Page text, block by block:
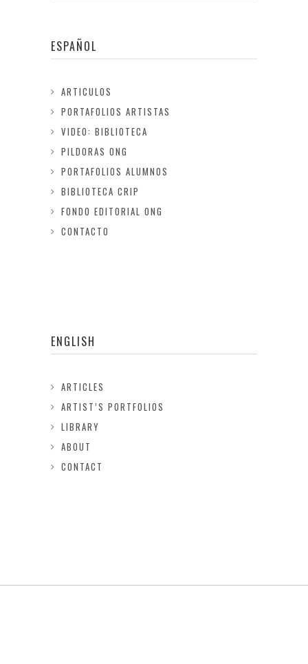
ESPAÑOL
ARTICULOS
PORTAFOLIOS ARTISTAS
VIDEO: BIBLIOTECA
PILDORAS ONG
PORTAFOLIOS ALUMNOS
BIBLIOTECA CRIP
FONDO EDITORIAL ONG
CONTACTO
ENGLISH
ARTICLES
ARTIST’S PORTFOLIOS
LIBRARY
ABOUT
CONTACT